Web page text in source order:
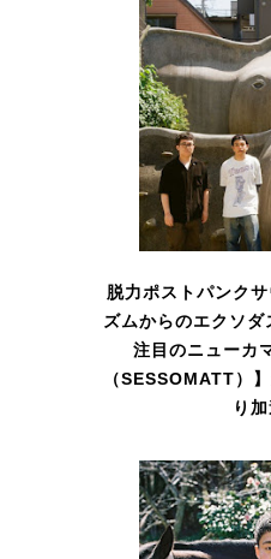
脱力ポストパンク
ズムからのエクソ
注目のニューカ
（SESSOMATT）
り加